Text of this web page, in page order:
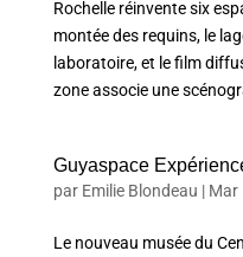
Rochelle réinvente six
montée des requins, le
laboratoire, et le film
zone associe une
Guyaspace
par Emilie Blondeau | Mar
Le nouveau musée du